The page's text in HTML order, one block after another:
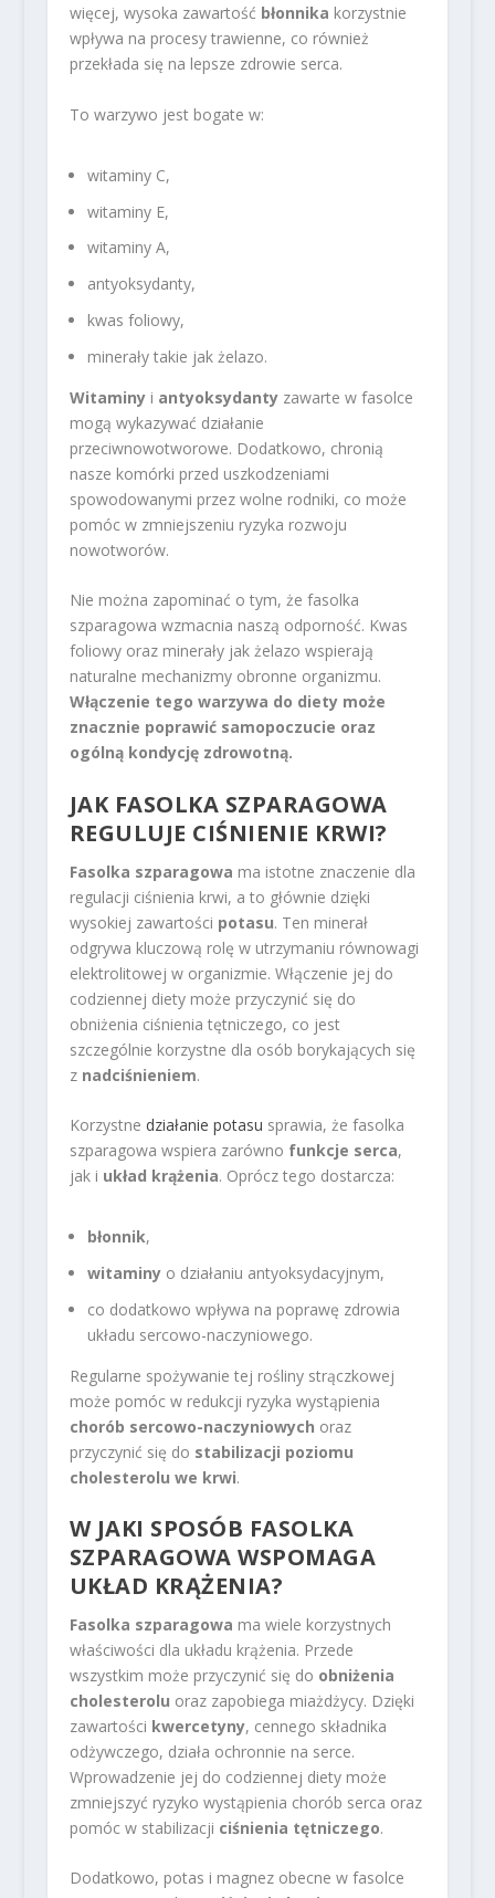
więcej, wysoka zawartość błonnika korzystnie
wpływa na procesy trawienne, co również
przekłada się na lepsze zdrowie serca.
To warzywo jest bogate w:
witaminy C,
witaminy E,
witaminy A,
antyoksydanty,
kwas foliowy,
minerały takie jak żelazo.
Witaminyi antyoksydantyzawarte w fasolce
mogą wykazywać działanie
przeciwnowotworowe. Dodatkowo, chronią
nasze komórki przed uszkodzeniami
spowodowanymi przez wolne rodniki, co może
pomóc w zmniejszeniu ryzyka rozwoju
nowotworów.
Nie można zapominać o tym, że fasolka
szparagowa wzmacnia naszą odporność. Kwas
foliowy oraz minerały jak żelazo wspierają
naturalne mechanizmy obronne organizmu.
Włączenie tego warzywa do diety może
znacznie poprawić samopoczucie oraz
ogólną kondycję zdrowotną.
JAK FASOLKA SZPARAGOWA
REGULUJE CIŚNIENIE KRWI?
Fasolka szparagowa ma istotne znaczenie dla
regulacji ciśnienia krwi, a to głównie dzięki
wysokiej zawartości potasu. Ten minerał
odgrywa kluczową rolę w utrzymaniu równowagi
elektrolitowej w organizmie. Włączenie jej do
codziennej diety może przyczynić się do
obniżenia ciśnienia tętniczego, co jest
szczególnie korzystne dla osób borykających się
z nadciśnieniem.
Korzystne działanie potasu sprawia, że fasolka
szparagowa wspiera zarówno funkcje serca,
jak i układ krążenia. Oprócz tego dostarcza:
błonnik,
witaminyo działaniu antyoksydacyjnym,
co dodatkowo wpływa na poprawę zdrowia
układu sercowo-naczyniowego.
Regularne spożywanie tej rośliny strączkowej
może pomóc w redukcji ryzyka wystąpienia
chorób sercowo-naczyniowych oraz
przyczynić się do stabilizacji poziomu
cholesterolu we krwi.
W JAKI SPOSÓB FASOLKA
SZPARAGOWA WSPOMAGA
UKŁAD KRĄŻENIA?
Fasolka szparagowa ma wiele korzystnych
właściwości dla układu krążenia. Przede
wszystkim może przyczynić się do obniżenia
cholesterolu oraz zapobiega miażdżycy. Dzięki
zawartości kwercetyny, cennego składnika
odżywczego, działa ochronnie na serce.
Wprowadzenie jej do codziennej diety może
zmniejszyć ryzyko wystąpienia chorób serca oraz
pomóc w stabilizacji ciśnienia tętniczego.
Dodatkowo, potas i magnez obecne w fasolce